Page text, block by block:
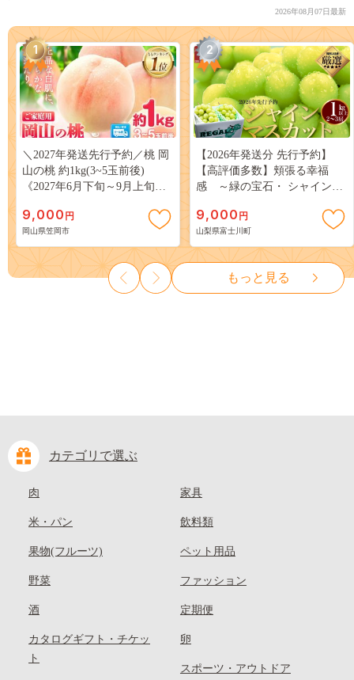
2026年08月07日最新
1
＼2027年発送先行予約／桃 岡
山の桃 約1kg(3~5玉前後)
《2027年6月下旬～9月上旬頃
岡山 はくとう スイーツ フル
ーツ 果物 デザート 旬 モモ も
も 先行予約 送料無料 果物 岡
山県 笠岡市 清水白桃 白鳳 白
麗 クール便---
kasaoka_zsy_419_100---
9,000 円
岡山県笠岡市
2
【2026年発送分 先行予約】
【高評価多数】頬張る幸福
感 ～緑の宝石・ シャインマ
３房） フルーツ 山梨県産 果
物 くだもの シャイン マスカ
ット ぶどう ブドウ 葡萄 大粒
種なし 先行予約 富士川町
10000円 一万円 9000円 九千円
9,000 円
山梨県富士川町
もっと見る
カテゴリで選ぶ
肉
米・パン
果物(フルーツ)
野菜
酒
カタログギフト・チケッ
ト
家具
飲料類
ペット用品
ファッション
定期便
卵
スポーツ・アウトドア